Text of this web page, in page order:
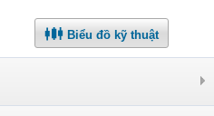
Biểu đồ kỹ thuật